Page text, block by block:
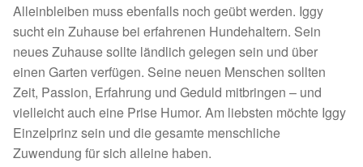
Juli bis Dezember 2021
Fördermitgliedschaft
Tierschutz
Auslandstierschutz
Alleinbleiben muss ebenfalls noch geübt werden. Iggy
sucht ein Zuhause bei erfahrenen Hundehaltern. Sein
neues Zuhause sollte ländlich gelegen sein und über
einen Garten verfügen. Seine neuen Menschen sollten
Zeit, Passion, Erfahrung und Geduld mitbringen – und
vielleicht auch eine Prise Humor. Am liebsten möchte Iggy
Einzelprinz sein und die gesamte menschliche
Zuwendung für sich alleine haben.